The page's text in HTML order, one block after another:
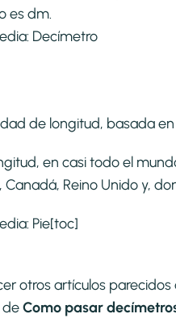
es dm.
Decímetro
de longitud, basada
en casi todo el
Canadá, Reino Unido y,
Pie[toc]
otros artículos parecidos
deComo pasar